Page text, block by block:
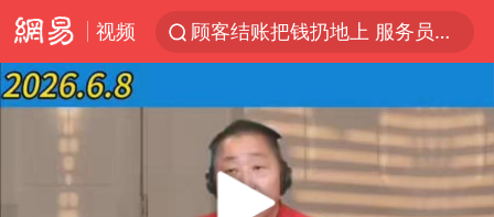
视频
顾客结账把钱扔地上 服务员霸气扔回
被泰航拒载中国乘客：免费改签没兑现
陕西柞水遭遇暴雨五千余户群众转移
银行午休1.5小时 留个窗口行不行